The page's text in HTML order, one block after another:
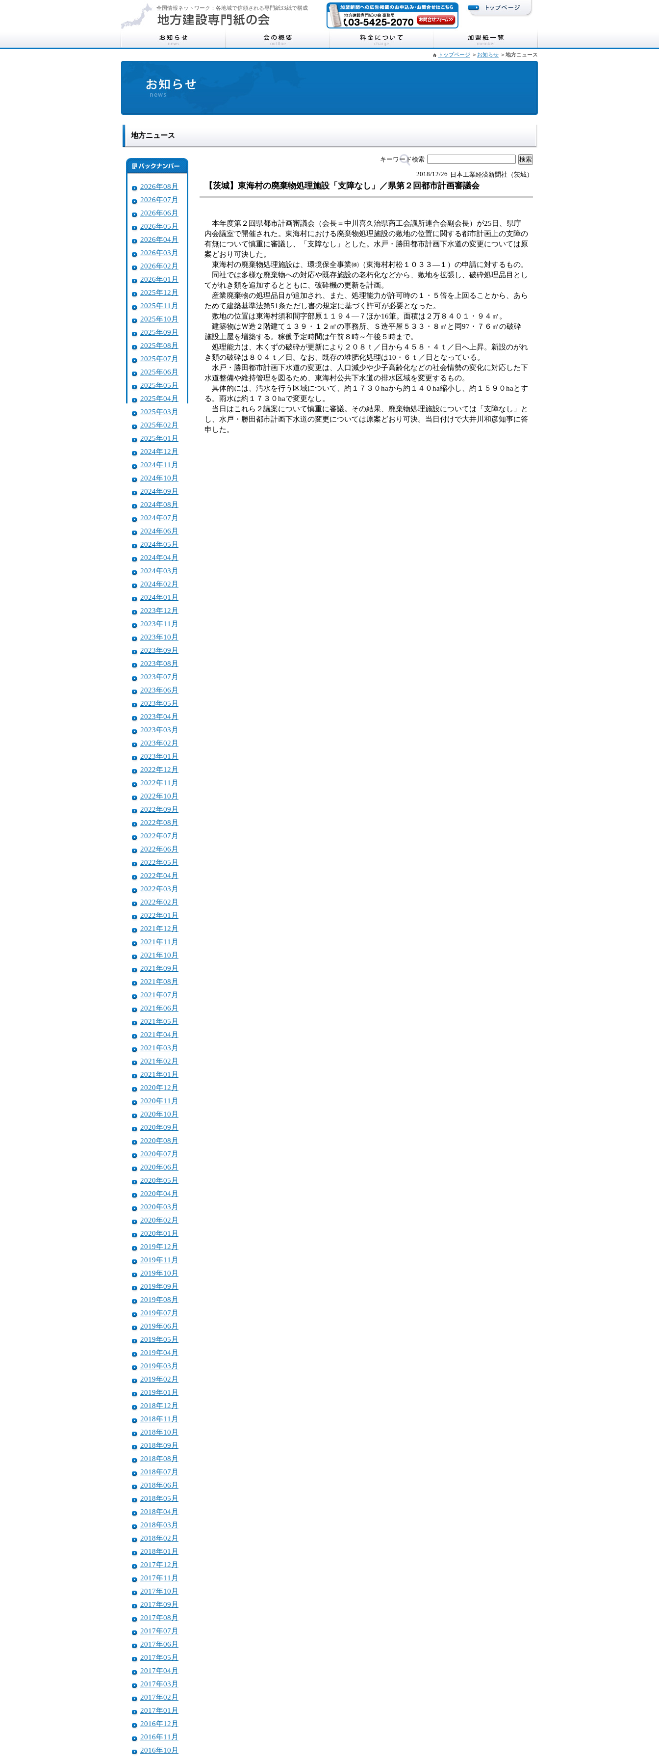
全国情報ネットワーク：各地域で信頼される専門紙33紙で構成
トップページ ＞ お知らせ ＞地方ニュース
地方ニュース
2026年08月
2026年07月
2026年06月
2026年05月
2026年04月
2026年03月
2026年02月
2026年01月
2025年12月
2025年11月
2025年10月
2025年09月
2025年08月
2025年07月
2025年06月
2025年05月
2025年04月
2025年03月
2025年02月
2025年01月
2024年12月
2024年11月
2024年10月
2024年09月
2024年08月
2024年07月
2024年06月
2024年05月
2024年04月
2024年03月
2024年02月
2024年01月
2023年12月
2023年11月
2023年10月
2023年09月
2023年08月
2023年07月
2023年06月
2023年05月
2023年04月
2023年03月
2023年02月
2023年01月
2022年12月
2022年11月
2022年10月
2022年09月
2022年08月
2022年07月
2022年06月
2022年05月
2022年04月
2022年03月
2022年02月
2022年01月
2021年12月
2021年11月
2021年10月
2021年09月
2021年08月
2021年07月
2021年06月
2021年05月
2021年04月
2021年03月
2021年02月
2021年01月
2020年12月
2020年11月
2020年10月
2020年09月
2020年08月
2020年07月
2020年06月
2020年05月
2020年04月
2020年03月
2020年02月
2020年01月
2019年12月
2019年11月
2019年10月
2019年09月
2019年08月
2019年07月
2019年06月
2019年05月
2019年04月
2019年03月
2019年02月
2019年01月
2018年12月
2018年11月
2018年10月
2018年09月
2018年08月
2018年07月
2018年06月
2018年05月
2018年04月
2018年03月
2018年02月
2018年01月
2017年12月
2017年11月
2017年10月
2017年09月
2017年08月
2017年07月
2017年06月
2017年05月
2017年04月
2017年03月
2017年02月
2017年01月
2016年12月
2016年11月
2016年10月
キーワード検索
日本工業経済新聞社（茨城）
2018/12/26
【茨城】東海村の廃棄物処理施設「支障なし」／県第２回都市計画審議会
本年度第２回県都市計画審議会（会長＝中川喜久治県商工会議所連合会副会長）が25日、県庁
内会議室で開催された。東海村における廃棄物処理施設の敷地の位置に関する都市計画上の支障の
有無について慎重に審議し、「支障なし」とした。水戸・勝田都市計画下水道の変更については原
案どおり可決した。
東海村の廃棄物処理施設は、環境保全事業㈱（東海村村松１０３３―１）の申請に対するもの。
同社では多様な廃棄物への対応や既存施設の老朽化などから、敷地を拡張し、破砕処理品目とし
てがれき類を追加するとともに、破砕機の更新を計画。
産業廃棄物の処理品目が追加され、また、処理能力が許可時の１・５倍を上回ることから、あら
ためて建築基準法第51条ただし書の規定に基づく許可が必要となった。
敷地の位置は東海村須和間字部原１１９４―７ほか16筆。面積は２万８４０１・９４㎡。
建築物はＷ造２階建て１３９・１２㎡の事務所、Ｓ造平屋５３３・８㎡と同97・７６㎡の破砕
施設上屋を増築する。稼働予定時間は午前８時～午後５時まで。
処理能力は、木くずの破砕が更新により２０８ｔ／日から４５８・４ｔ／日へ上昇。新設のがれ
き類の破砕は８０４ｔ／日。なお、既存の堆肥化処理は10・６ｔ／日となっている。
水戸・勝田都市計画下水道の変更は、人口減少や少子高齢化などの社会情勢の変化に対応した下
水道整備や維持管理を図るため、東海村公共下水道の排水区域を変更するもの。
具体的には、汚水を行う区域について、約１７３０haから約１４０ha縮小し、約１５９０haとす
る。雨水は約１７３０haで変更なし。
当日はこれら２議案について慎重に審議。その結果、廃棄物処理施設については「支障なし」と
し、水戸・勝田都市計画下水道の変更については原案どおり可決。当日付けで大井川和彦知事に答
申した。